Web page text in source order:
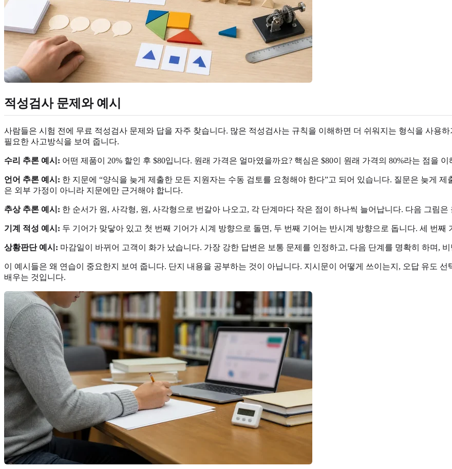
적성검사 문제와 예시
사람들은 시험 전에 무료 적성검사 문제와 답을 자주 찾습니다. 많은 적성검사는 규칙을 이해하면 더 쉬워지는 형식을 사용
필요한 사고방식을 보여 줍니다.
수리 추론 예시: 어떤 제품이 20% 할인 후 $80입니다. 원래 가격은 얼마였을까요? 핵심은 $80이 원래 가격의 80%라는 점을
언어 추론 예시: 한 지문에 “양식을 늦게 제출한 모든 지원자는 수동 검토를 요청해야 한다”고 되어 있습니다. 질문은 늦게
은 외부 가정이 아니라 지문에만 근거해야 합니다.
추상 추론 예시: 한 순서가 원, 사각형, 원, 사각형으로 번갈아 나오고, 각 단계마다 작은 점이 하나씩 늘어납니다. 다음 그림
기계 적성 예시: 두 기어가 맞닿아 있고 첫 번째 기어가 시계 방향으로 돌면, 두 번째 기어는 반시계 방향으로 돕니다. 세 번
상황판단 예시: 마감일이 바뀌어 고객이 화가 났습니다. 가장 강한 답변은 보통 문제를 인정하고, 다음 단계를 명확히 하며,
이 예시들은 왜 연습이 중요한지 보여 줍니다. 단지 내용을 공부하는 것이 아닙니다. 지시문이 어떻게 쓰이는지, 오답 유도
배우는 것입니다.